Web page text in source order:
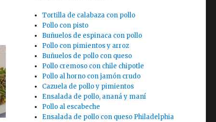
Tortilla de calabaza con pollo
Pollo con pisto
Buñuelos de espinaca con pollo
Pollo con pimientos y arroz
Buñuelos de pollo con queso
Pollo cremoso con chile chipotle
Pollo al horno con jamón crudo
Cazuela de pollo y pimientos
Ensalada de pollo, ananá y maní
Pollo al escabeche
Ensalada de pollo con queso Philadelphia